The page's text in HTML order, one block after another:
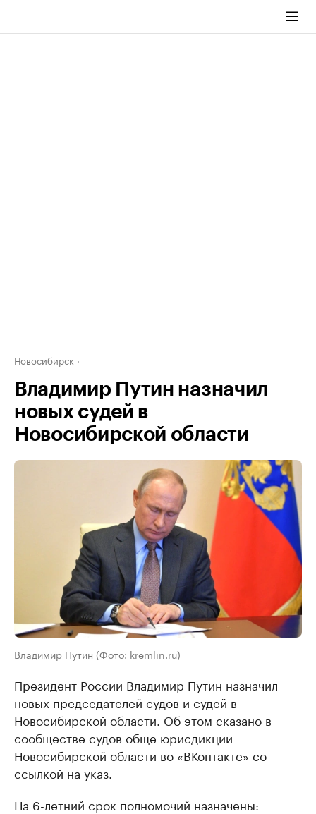
Новосибирск
Владимир Путин назначил
новых судей в
Новосибирской области
Владимир Путин (Фото: kremlin.ru)
Президент России Владимир Путин назначил
новых председателей судов и судей в
Новосибирской области. Об этом сказано в
сообществе судов обще юрисдикции
Новосибирской области во «ВКонтакте» со
ссылкой на указ.
На 6-летний срок полномочий назначены: